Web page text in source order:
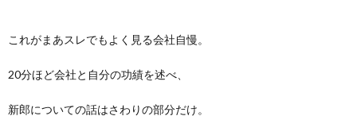
これがまあスレでもよく見る会社自慢。
20分ほど会社と自分の功績を述べ、
新郎についての話はさわりの部分だけ。